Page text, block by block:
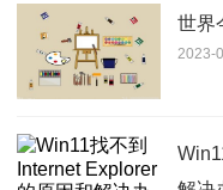
世界
2023-